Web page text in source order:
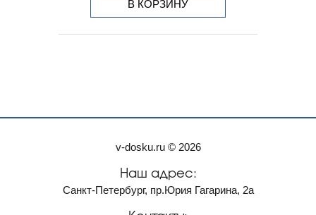
В КОРЗИНУ
v-dosku.ru © 2026
Наш адрес:
Санкт-Петербург, пр.Юрия Гагарина, 2а